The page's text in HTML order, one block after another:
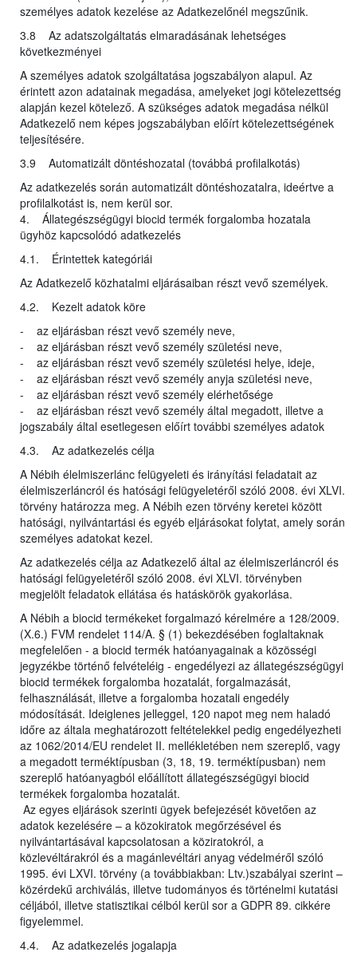
személyes adatok kezelése az Adatkezelőnél megszűnik.
3.8 Az adatszolgáltatás elmaradásának lehetséges
következményei
A személyes adatok szolgáltatása jogszabályon alapul. Az
érintett azon adatainak megadása, amelyeket jogi kötelezettség
alapján kezel kötelező. A szükséges adatok megadása nélkül
Adatkezelő nem képes jogszabályban előírt kötelezettségének
teljesítésére.
3.9 Automatizált döntéshozatal (továbbá profilalkotás)
Az adatkezelés során automatizált döntéshozatalra, ideértve a
profilalkotást is, nem kerül sor.
4. Állategészségügyi biocid termék forgalomba hozatala
ügyhöz kapcsolódó adatkezelés
4.1. Érintettek kategóriái
Az Adatkezelő közhatalmi eljárásaiban részt vevő személyek.
4.2. Kezelt adatok köre
- az eljárásban részt vevő személy neve,
- az eljárásban részt vevő személy születési neve,
- az eljárásban részt vevő személy születési helye, ideje,
- az eljárásban részt vevő személy anyja születési neve,
- az eljárásban részt vevő személy elérhetősége
- az eljárásban részt vevő személy által megadott, illetve a
jogszabály által esetlegesen előírt további személyes adatok
4.3. Az adatkezelés célja
A Nébih élelmiszerlánc felügyeleti és irányítási feladatait az
élelmiszerláncról és hatósági felügyeletéről szóló 2008. évi XLVI.
törvény határozza meg. A Nébih ezen törvény keretei között
hatósági, nyilvántartási és egyéb eljárásokat folytat, amely során
személyes adatokat kezel.
Az adatkezelés célja az Adatkezelő által az élelmiszerláncról és
hatósági felügyeletéről szóló 2008. évi XLVI. törvényben
megjelölt feladatok ellátása és hatáskörök gyakorlása.
A Nébih a biocid termékeket forgalmazó kérelmére a 128/2009.
(X.6.) FVM rendelet 114/A. § (1) bekezdésében foglaltaknak
megfelelően - a biocid termék hatóanyagainak a közösségi
jegyzékbe történő felvételéig - engedélyezi az állategészségügyi
biocid termékek forgalomba hozatalát, forgalmazását,
felhasználását, illetve a forgalomba hozatali engedély
módosítását. Ideiglenes jelleggel, 120 napot meg nem haladó
időre az általa meghatározott feltételekkel pedig engedélyezheti
az 1062/2014/EU rendelet II. mellékletében nem szereplő, vagy
a megadott terméktípusban (3, 18, 19. terméktípusban) nem
szereplő hatóanyagból előállított állategészségügyi biocid
termékek forgalomba hozatalát.
Az egyes eljárások szerinti ügyek befejezését követően az
adatok kezelésére – a közokiratok megőrzésével és
nyilvántartásával kapcsolatosan a köziratokról, a
közlevéltárakról és a magánlevéltári anyag védelméről szóló
1995. évi LXVI. törvény (a továbbiakban: Ltv.)szabályai szerint –
közérdekű archiválás, illetve tudományos és történelmi kutatási
céljából, illetve statisztikai célból kerül sor a GDPR 89. cikkére
figyelemmel.
4.4. Az adatkezelés jogalapja